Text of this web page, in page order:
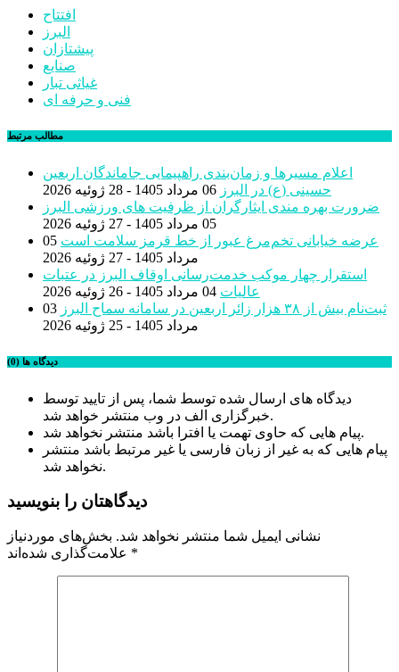
افتتاح
البرز
پیشتازان
صنایع
غیاثی تبار
فنی و حرفه ای
مطالب مرتبط
اعلام مسیرها و زمان‌بندی راهپیمایی جاماندگان اربعین
حسینی (ع) در البرز 06 مرداد 1405 - 28 ژوئیه 2026
ضرورت بهره مندی ایثارگران از ظرفیت های ورزشی البرز
05 مرداد 1405 - 27 ژوئیه 2026
عرضه خیابانی تخم‌مرغ عبور از خط قرمز سلامت است 05
مرداد 1405 - 27 ژوئیه 2026
استقرار چهار موکب خدمت‌رسانی اوقاف البرز در عتبات
عالیات 04 مرداد 1405 - 26 ژوئیه 2026
ثبت‌نام بیش از ٣٨ هزار زائر اربعین در سامانه سماح البرز
03
مرداد 1405 - 25 ژوئیه 2026
دیدگاه ها (0)
دیدگاه های ارسال شده توسط شما، پس از تایید توسط
خبرگزاری الف در وب منتشر خواهد شد.
پیام هایی که حاوی تهمت یا افترا باشد منتشر نخواهد شد.
پیام هایی که به غیر از زبان فارسی یا غیر مرتبط باشد منتشر
نخواهد شد.
دیدگاهتان را بنویسید
نشانی ایمیل شما منتشر نخواهد شد. بخش‌های موردنیاز
*